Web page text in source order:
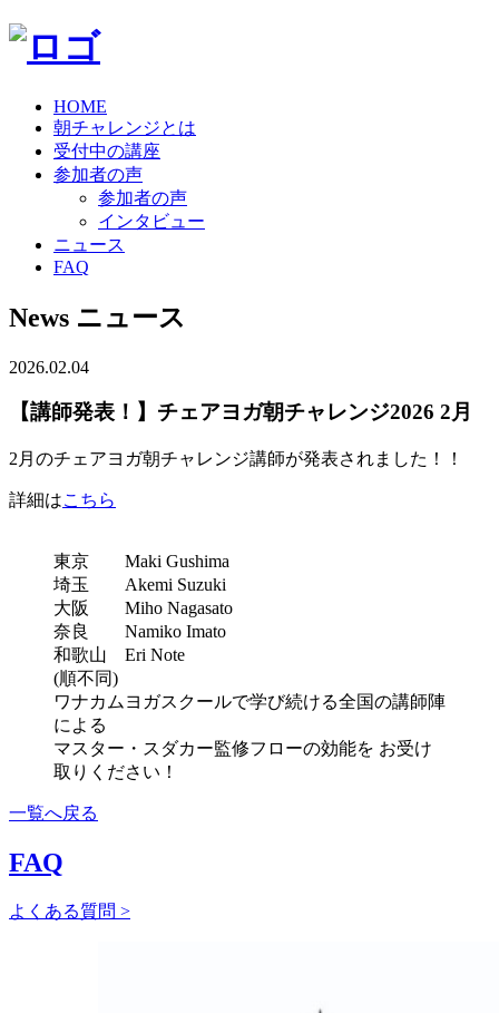
HOME
朝チャレンジとは
受付中の講座
参加者の声
参加者の声
インタビュー
ニュース
FAQ
News ニュース
2026.02.04
【講師発表！】チェアヨガ朝チャレンジ2026 2月
2月のチェアヨガ朝チャレンジ講師が発表されました！！
詳細はこちら
東京 Maki Gushima
埼玉 Akemi Suzuki
大阪 Miho Nagasato
奈良 Namiko Imato
和歌山 Eri Note
(順不同)
ワナカムヨガスクールで学び続ける全国の講師陣
による
マスター・スダカー監修フローの効能を お受け
取りください！
一覧へ戻る
FAQ
よくある質問 >